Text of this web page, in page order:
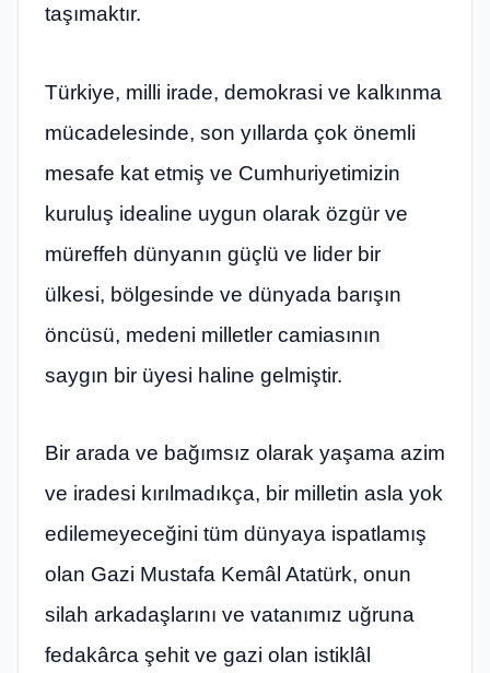
taşımaktır.
Türkiye, milli irade, demokrasi ve kalkınma
mücadelesinde, son yıllarda çok önemli
mesafe kat etmiş ve Cumhuriyetimizin
kuruluş idealine uygun olarak özgür ve
müreffeh dünyanın güçlü ve lider bir
ülkesi, bölgesinde ve dünyada barışın
öncüsü, medeni milletler camiasının
saygın bir üyesi haline gelmiştir.
Bir arada ve bağımsız olarak yaşama azim
ve iradesi kırılmadıkça, bir milletin asla yok
edilemeyeceğini tüm dünyaya ispatlamış
olan Gazi Mustafa Kemâl Atatürk, onun
silah arkadaşlarını ve vatanımız uğruna
fedakârca şehit ve gazi olan istiklâl